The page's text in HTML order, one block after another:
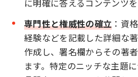
に明確に答えるコンテンツを
専門性と権威性の確立 ：資
経験などを記載した詳細な
作成し、署名欄からその著
ます。特定のニッチな主題